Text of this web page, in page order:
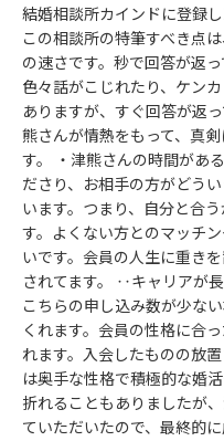
結婚相談所カインドに登録
この相談所の特筆すべき点
の速さです。秒で回答が返
色々話がこじれたり、ケン
ありますが、すぐ回答が返
熊さんが情熱をもって、真
す。 ・津熊さんの時間があ
ださり、お相手の方がどう
います。つまり、自分と合
す。よくない方とのマッチ
いです。会員の人生に重き
されてます。 ‥キャリアが
こちらの申し込み数が少な
くれます。会員の性格に合
れます。入会したものの放
は奥手な性格で積極的な婚
折れることもありましたが
ていただいたので、最終的